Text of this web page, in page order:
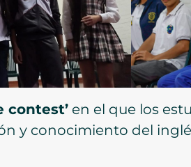
contest’ en el que los
y conocimiento del